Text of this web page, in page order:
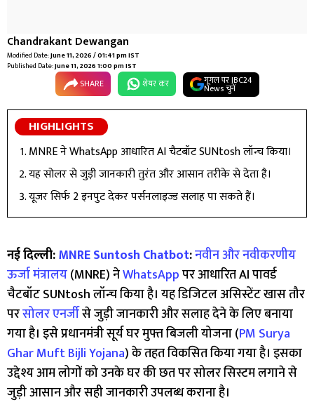
Chandrakant Dewangan
Modified Date:June 11, 2026 / 01:41 pm IST
Published Date:June 11, 2026 1:00 pm IST
SHARE शेयर कर गूगल पर IBC24
News चुनें
HIGHLIGHTS
MNRE ने WhatsApp आधारित AI चैटबॉट SUNtosh लॉन्च किया।
यह सोलर से जुड़ी जानकारी तुरंत और आसान तरीके से देता है।
यूजर सिर्फ 2 इनपुट देकर पर्सनलाइज्ड सलाह पा सकते हैं।
नई दिल्ली:MNRE Suntosh Chatbot:नवीन और नवीकरणीय
ऊर्जा मंत्रालय(MNRE) नेWhatsAppपर आधारित AI पावर्ड
चैटबॉट SUNtosh लॉन्च किया है। यह डिजिटल असिस्टेंट खास तौर
परसोलर एनर्जीसे जुड़ी जानकारी और सलाह देने के लिए बनाया
गया है। इसे प्रधानमंत्री सूर्य घर मुफ्त बिजली योजना (PM Surya
Ghar Muft Bijli Yojana) के तहत विकसित किया गया है। इसका
उद्देश्य आम लोगों को उनके घर की छत पर सोलर सिस्टम लगाने से
जुड़ी आसान और सही जानकारी उपलब्ध कराना है।